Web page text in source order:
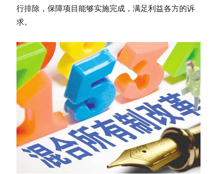
行排除，保障项目能够实施完成，满足利益各方的诉
求。